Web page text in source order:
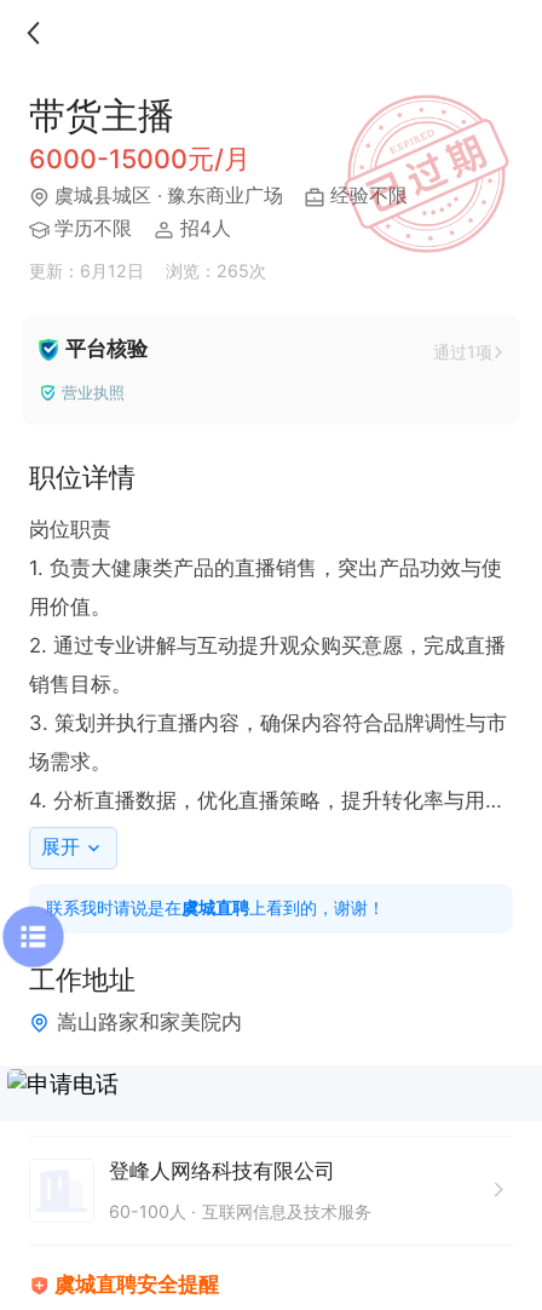
带货主播
6000-15000元/月
虞城县城区 · 豫东商业广场
经验不限
学历不限
招4人
更新：6月12日 浏览：265次
平台核验 通过1项
营业执照
职位详情
岗位职责
1. 负责大健康类产品的直播销售，突出产品功效与使
用价值。
2. 通过专业讲解与互动提升观众购买意愿，完成直播
销售目标。
3. 策划并执行直播内容，确保内容符合品牌调性与市
场需求。
4. 分析直播数据，优化直播策略，提升转化率与用户
粘性。
作。
6. 维护直播间氛围，增强粉丝互动与品牌忠诚度。
任职要求
1. 具备良好的语言表达能力，有直播经验者**，需持
一定的医学或营养学基础。
3. 具备较强的学习能力与应变能力，能快速适应直播
展开
联系我时请说是在虞城直聘 上看到的，谢谢！
工作地址
嵩山路家和家美院内
登峰人网络科技有限公司
60-100人 互联网信息及技术服务
虞城直聘安全提醒